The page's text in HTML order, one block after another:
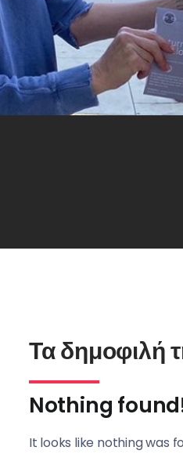
Τα δημοφιλή
Nothing
It looks like nothing was